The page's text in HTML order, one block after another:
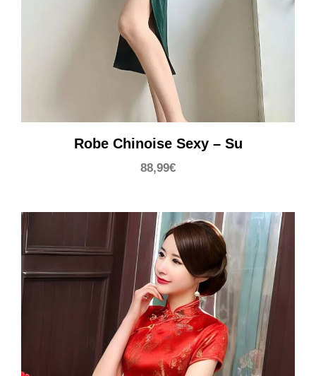
Robe Chinoise Sexy – Su
88,99€